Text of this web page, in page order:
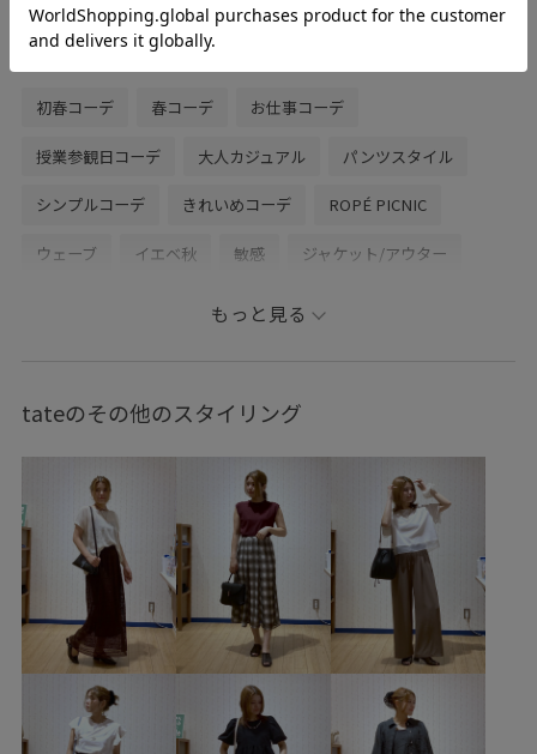
関連タグ
初春コーデ 春コーデ お仕事コーデ
授業参観日コーデ 大人カジュアル パンツスタイル
シンプルコーデ きれいめコーデ ROPÉ PICNIC
ウェーブ イエベ秋 敏感 ジャケット/アウター
パンツ
0318PRESS対象商品 20260318PRESS対象商品
26SSクリアツイル 26SS小柄さんおすすめ
2BUY10%OFF対象商品 RP26SS RP26SSceremony
RP26SS_goods RPspecialprice_pick
RP期間限定展開0311 set_up対象商品
web_limited対象商品 お気に入りアイテム_pickup
きれいに見える きれいめ こなれ感 エレガント
もっと見る
tateのその他のスタイリング